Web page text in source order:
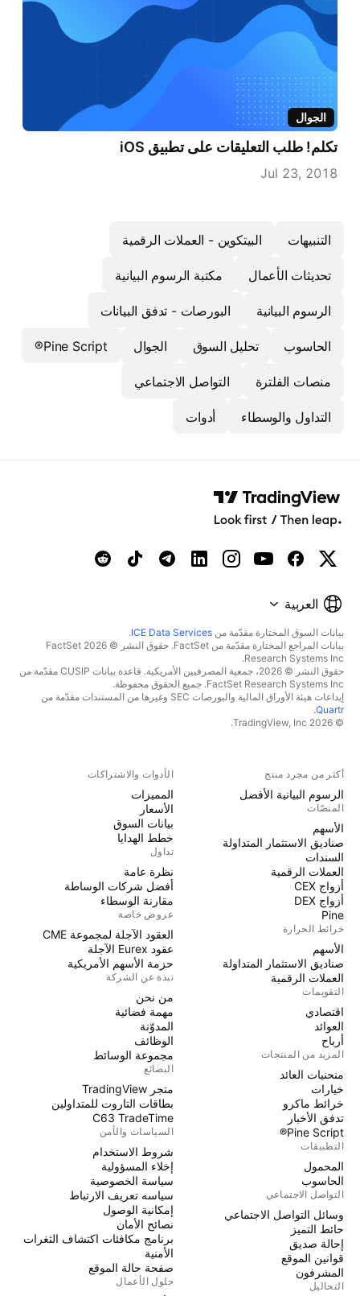
الجوال
تكلم! طلب التعليقات على تطبيق iOS
Jul 23, 2018
التنبيهات البيتكوين - العملات الرقمية
تحديثات الأعمال مكتبة الرسوم البيانية
الرسوم البيانية البورصات - تدفق البيانات
الحاسوب تحليل السوق الجوال Pine Script®
منصات الفلترة التواصل الاجتماعي
التداول والوسطاء أدوات
العربية
بيانات السوق المختارة مقدّمة من ICE Data Services
.
بيانات المراجع المختارة مقدّمة من FactSet. حقوق النشر © 2026 FactSet
Research Systems Inc.
حقوق النشر © 2026، جمعية المصرفيين الأمريكية. قاعدة بيانات CUSIP مقدّمة من
FactSet Research Systems Inc. جميع الحقوق محفوظة.
إيداعات هيئة الأوراق المالية والبورصات SEC وغيرها من المستندات مقدّمة من
Quartr
.
© 2026 TradingView, Inc.
أكثر من مجرد منتج
الرسوم البيانية الأفضل
المنصّات
الأسهم
صناديق الاستثمار المتداولة
السندات
العملات الرقمية
أزواج CEX
أزواج DEX
Pine
خرائط الحرارة
الأسهم
صناديق الاستثمار المتداولة
العملات الرقمية
التقويمات
اقتصادي
العوائد
أرباح
المزيد من المنتجات
منحنيات العائد
خيارات
خرائط ماكرو
تدفق الأخبار
Pine Script®
التطبيقات
المحمول
الحاسوب
التواصل الاجتماعي
وسائل التواصل الاجتماعي
حائط التميز
إحالة صديق
قوانين الموقع
المشرفون
التحاليل
الأدوات والاشتراكات
المميزات
الأسعار
بيانات السوق
خطط الهدايا
تداول
نظرة عامة
أفضل شركات الوساطة
مقارنة الوسطاء
عروض خاصة
العقود الآجلة لمجموعة CME
عقود Eurex الآجلة
حزمة الأسهم الأمريكية
نبذة عن الشركة
من نحن
مهمة فضائية
المدوّنة
الوظائف
مجموعة الوسائط
البضائع
متجر TradingView
بطاقات التاروت للمتداولين
C63 TradeTime
السياسات والأمن
شروط الاستخدام
إخلاء المسؤولية
سياسة الخصوصية
سياسه تعريف الارتباط
إمكانية الوصول
نصائح الأمان
برنامج مكافئات اكتشاف الثغرات
الأمنية
صفحة حالة الموقع
حلول الأعمال